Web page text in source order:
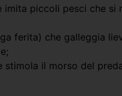
imita piccoli pesci che
ferita) che galleggia
stimola il morso del